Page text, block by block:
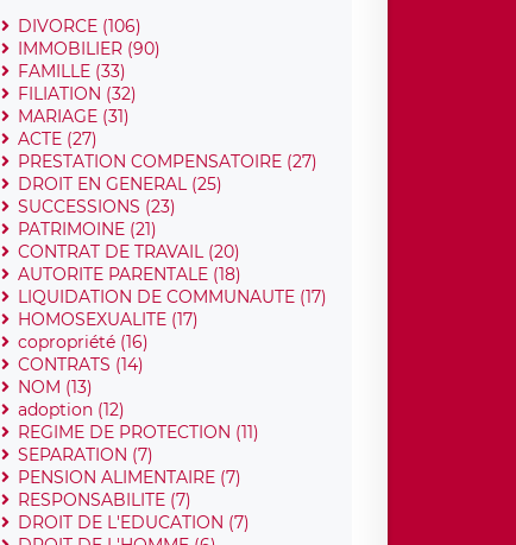
DIVORCE (106)
IMMOBILIER (90)
FAMILLE (33)
FILIATION (32)
MARIAGE (31)
ACTE (27)
PRESTATION COMPENSATOIRE (27)
DROIT EN GENERAL (25)
SUCCESSIONS (23)
PATRIMOINE (21)
CONTRAT DE TRAVAIL (20)
AUTORITE PARENTALE (18)
LIQUIDATION DE COMMUNAUTE (17)
HOMOSEXUALITE (17)
copropriété (16)
CONTRATS (14)
NOM (13)
adoption (12)
REGIME DE PROTECTION (11)
SEPARATION (7)
PENSION ALIMENTAIRE (7)
RESPONSABILITE (7)
DROIT DE L'EDUCATION (7)